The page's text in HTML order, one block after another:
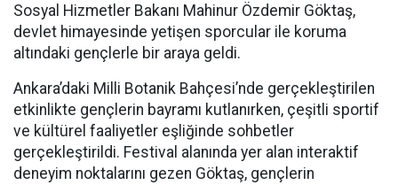
Sosyal Hizmetler Bakanı Mahinur Özdemir Göktaş,
devlet himayesinde yetişen sporcular ile koruma
altındaki gençlerle bir araya geldi.
Ankara’daki Milli Botanik Bahçesi’nde gerçekleştirilen
etkinlikte gençlerin bayramı kutlanırken, çeşitli sportif
ve kültürel faaliyetler eşliğinde sohbetler
gerçekleştirildi. Festival alanında yer alan interaktif
deneyim noktalarını gezen Göktaş, gençlerin